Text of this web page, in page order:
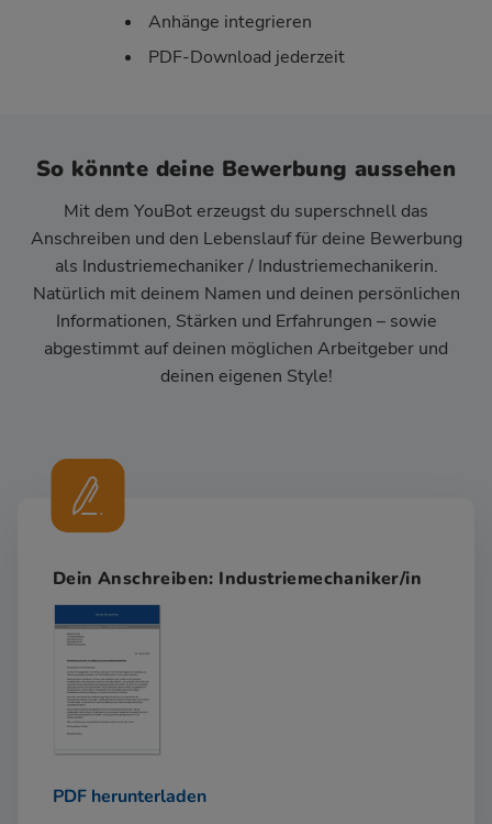
Anhänge integrieren
PDF-Download jederzeit
So könnte deine Bewerbung aussehen
Mit dem YouBot erzeugst du superschnell das
Anschreiben und den Lebenslauf für deine Bewerbung
als Industriemechaniker / Industriemechanikerin.
Natürlich mit deinem Namen und deinen persönlichen
Informationen, Stärken und Erfahrungen – sowie
abgestimmt auf deinen möglichen Arbeitgeber und
deinen eigenen Style!
Dein Anschreiben: Industriemechaniker/in
PDF herunterladen